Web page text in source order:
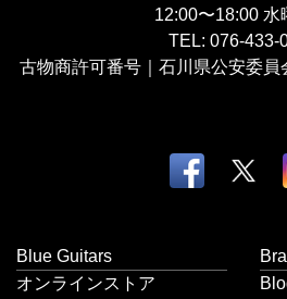
12:00〜18:00 水
TEL: 076-433-
古物商許可番号｜石川県公安委
Blue Guitars
オンラインストア